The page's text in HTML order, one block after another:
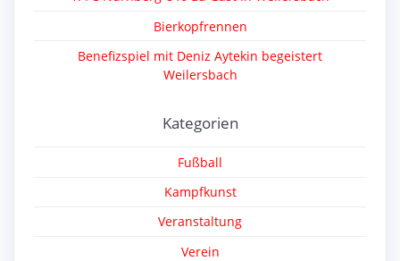
Bierkopfrennen
Benefizspiel mit Deniz Aytekin begeistert
Weilersbach
Kategorien
Fußball
Kampfkunst
Veranstaltung
Verein